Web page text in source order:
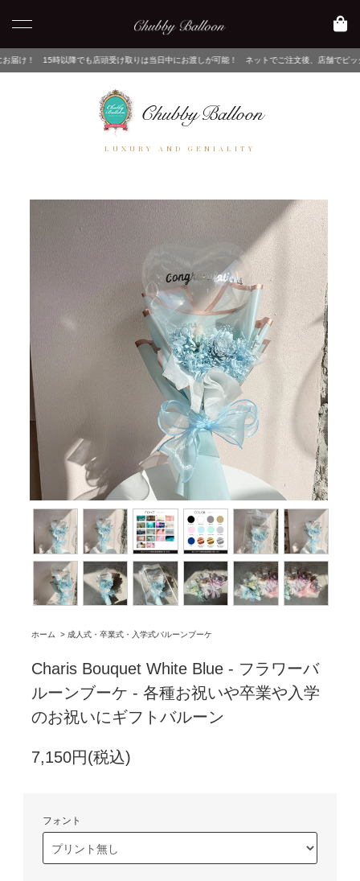
頭受け取りは当日中にお渡しが可能！ ネットでご注文後、店舗でピックアップするだけ！
LUXURY AND GENIALITY
ホーム > 成人式・卒業式・入学式バルーンブーケ
Charis Bouquet White Blue - フラワーバ
ルーンブーケ - 各種お祝いや卒業や入学
のお祝いにギフトバルーン
7,150円(税込)
フォント